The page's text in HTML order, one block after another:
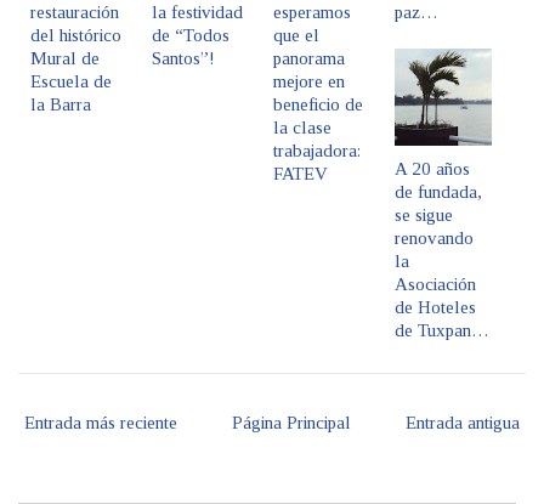
restauración
del histórico
Mural de
Escuela de
la Barra
la festividad
de “Todos
Santos”!
esperamos
que el
panorama
mejore en
beneficio de
la clase
trabajadora:
FATEV
paz…
A 20 años
de fundada,
se sigue
renovando
la
Asociación
de Hoteles
de Tuxpan…
Entrada más reciente Entrada antigua
Página Principal